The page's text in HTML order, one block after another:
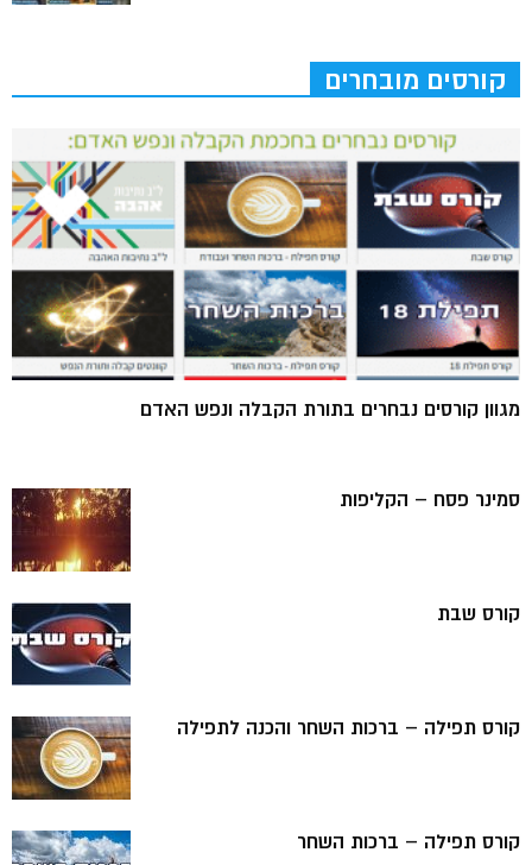
קורסים מובחרים
מגוון קורסים נבחרים בתורת הקבלה ונפש האדם
סמינר פסח – הקליפות
קורס שבת
קורס תפילה – ברכות השחר והכנה לתפילה
קורס תפילה – ברכות השחר